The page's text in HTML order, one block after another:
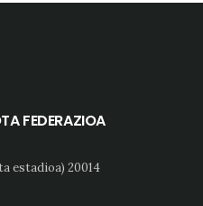
FEDERAZIOA
estadioa) 20014